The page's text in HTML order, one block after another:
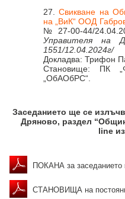
27.Свикване на
на „ВиК“ ООД
№27-00-44/
Управителя на
1551/12.04.2024г/
Докладва: Трифон
Становище: ПК
„ОбАОбРС“.
Заседанието ще се
Дряново, раздел
line
ПОКАНА за
СТАНОВИЩА на